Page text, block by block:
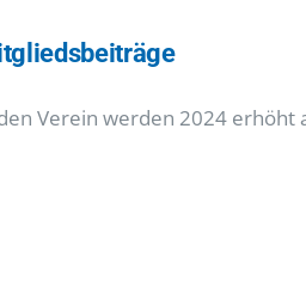
Verein werden 2024 erhöht